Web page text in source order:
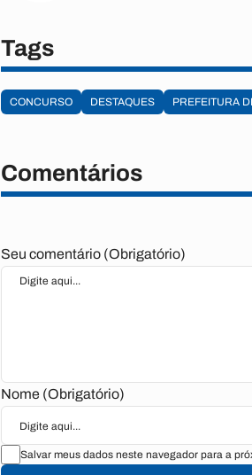
Tags
CONCURSO DESTAQUES PREFEITURA
Comentários
Seu comentário (Obrigatório)
Nome (Obrigatório)
Salvar meus dados neste navegador para a